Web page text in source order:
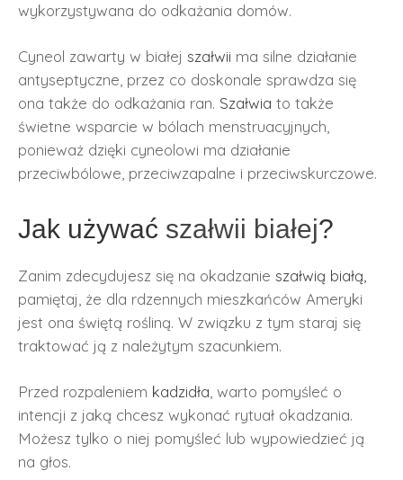
wykorzystywana do odkażania domów.
Cyneol zawarty w białej szałwii ma silne działanie
antyseptyczne, przez co doskonale sprawdza się
ona także do odkażania ran. Szałwia to także
świetne wsparcie w bólach menstruacyjnych,
ponieważ dzięki cyneolowi ma działanie
przeciwbólowe, przeciwzapalne i przeciwskurczowe.
Jak używać szałwii białej?
Zanim zdecydujesz się na okadzanie szałwią białą,
pamiętaj, że dla rdzennych mieszkańców Ameryki
jest ona świętą rośliną. W związku z tym staraj się
traktować ją z należytym szacunkiem.
Przed rozpaleniem kadzidła , warto pomyśleć o
intencji z jaką chcesz wykonać rytuał okadzania.
Możesz tylko o niej pomyśleć lub wypowiedzieć ją
na głos.